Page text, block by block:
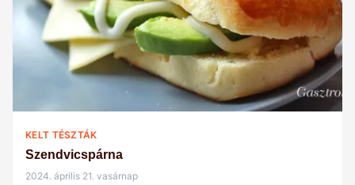
KELT TÉSZTÁK
Szendvicspárna
2024. április 21. vasárnap